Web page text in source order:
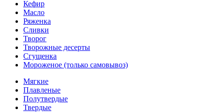
Кефир
Масло
Ряженка
Сливки
Творог
Творожные десерты
Сгущенка
Мороженое (только самовывоз)
Мягкие
Плавленые
Полутвердые
Твердые